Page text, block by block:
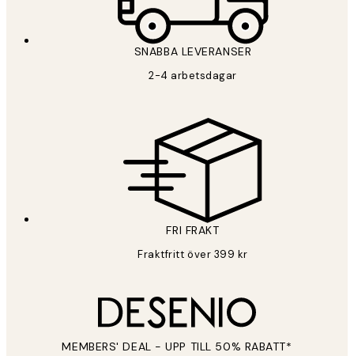
SNABBA LEVERANSER
2-4 arbetsdagar
FRI FRAKT
Fraktfritt över 399 kr
MEMBERS' DEAL - UPP TILL 50% RABATT*